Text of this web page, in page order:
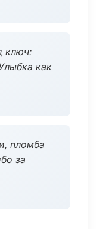
ключ:
как
пломба
за